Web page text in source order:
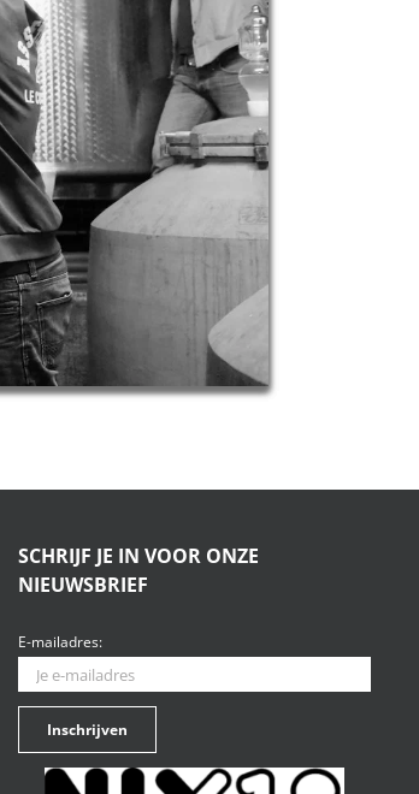
SCHRIJF JE IN VOOR ONZE
NIEUWSBRIEF
E-mailadres: